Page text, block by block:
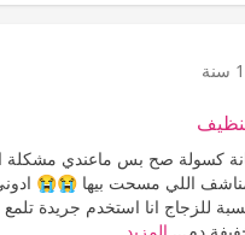
كسولة صح بس ماعندي مشكلة
اللي مسحت بيها 😭😭
للزجاج انا استخدم جريدة